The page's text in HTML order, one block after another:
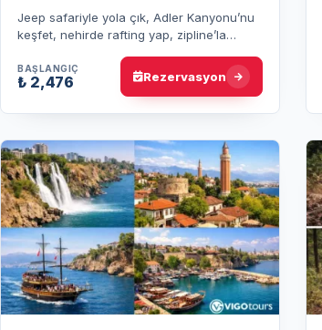
Jeep safariyle yola çık, Adler Kanyonu’nu
keşfet, nehirde rafting yap, zipline’la
yemeği ve transfer dahil.
BAŞLANGIÇ
₺ 2,476 Rezervasyon